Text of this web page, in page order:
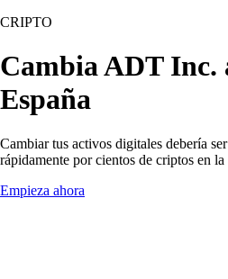
CRIPTO
Cambia ADT Inc.
España
Cambiar tus activos digitales debería
rápidamente por cientos de criptos en
Empieza ahora